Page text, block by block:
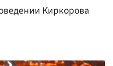
Киркорова